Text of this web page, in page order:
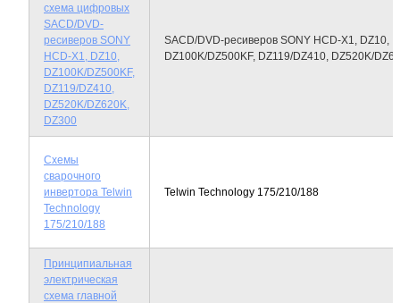
схема цифровых
SACD/DVD-
ресиверов SONY
HCD-X1, DZ10,
DZ100K/DZ500KF,
DZ119/DZ410,
DZ520K/DZ620K,
DZ300
SACD/DVD-ресиверов SONY HCD-X1, DZ10,
DZ100K/DZ500KF, DZ119/DZ410, DZ520K/
Схемы
сварочного
инвертора Telwin
Technology
175/210/188
Telwin Technology 175/210/188
Принципиальная
электрическая
схема главной